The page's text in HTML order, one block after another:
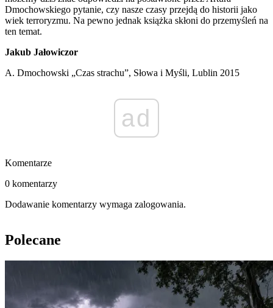
Dmochowskiego pytanie, czy nasze czasy przejdą do historii jako
wiek terroryzmu. Na pewno jednak książka skłoni do przemyśleń na
ten temat.
Jakub Jałowiczor
A. Dmochowski „Czas strachu”, Słowa i Myśli, Lublin 2015
ad
Komentarze
0 komentarzy
Dodawanie komentarzy wymaga zalogowania.
Polecane